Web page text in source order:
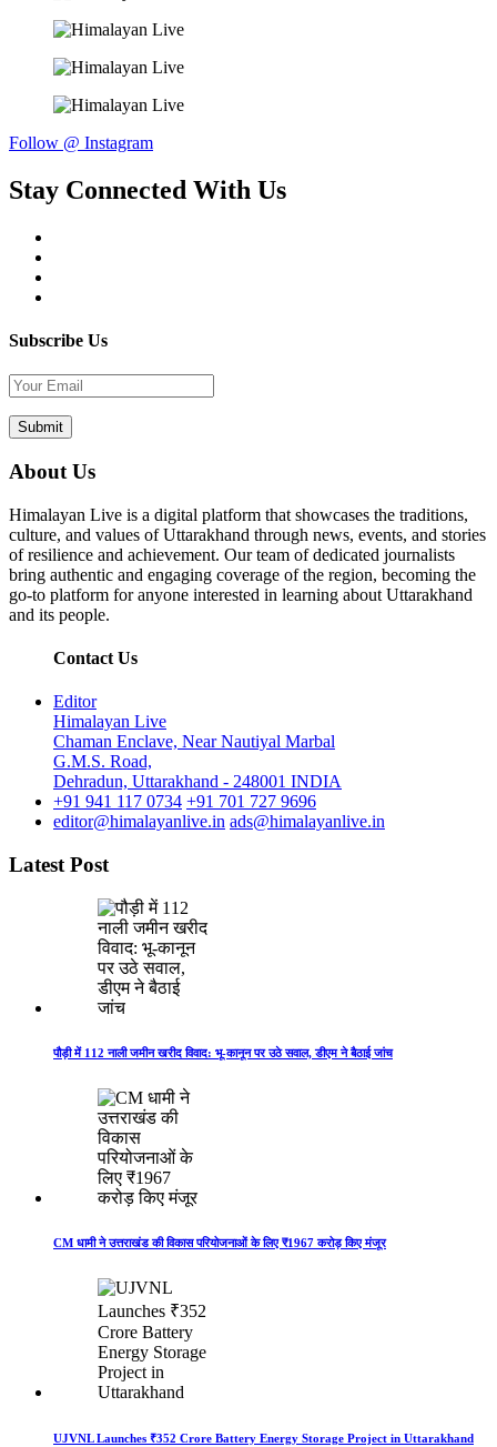
Follow @ Instagram
Stay Connected With Us
Subscribe Us
About Us
Himalayan Live is a digital platform that showcases the traditions,
culture, and values of Uttarakhand through news, events, and stories
of resilience and achievement. Our team of dedicated journalists
bring authentic and engaging coverage of the region, becoming the
go-to platform for anyone interested in learning about Uttarakhand
and its people.
Contact Us
Editor
Himalayan Live
Chaman Enclave, Near Nautiyal Marbal
G.M.S. Road,
Dehradun, Uttarakhand - 248001 INDIA
+91 941 117 0734 +91 701 727 9696
editor@himalayanlive.in ads@himalayanlive.in
Latest Post
पौड़ी में 112 नाली जमीन खरीद विवाद: भू-कानून पर उठे सवाल, डीएम ने बैठाई जांच
CM धामी ने उत्तराखंड की विकास परियोजनाओं के लिए ₹1967 करोड़ किए मंजूर
UJVNL Launches ₹352 Crore Battery Energy Storage Project in Uttarakhand